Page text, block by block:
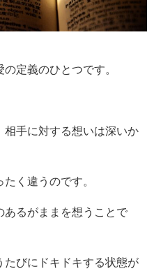
定義のひとつです。
相手に対する想いは深いか
く違うのです。
あるがままを想うことで
たびにドキドキする状態が